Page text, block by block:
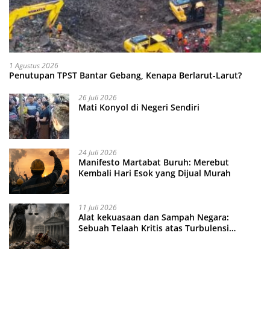
1 Agustus 2026
Penutupan TPST Bantar Gebang, Kenapa Berlarut-Larut?
26 Juli 2026
Mati Konyol di Negeri Sendiri
24 Juli 2026
Manifesto Martabat Buruh: Merebut
Kembali Hari Esok yang Dijual Murah
11 Juli 2026
Alat kekuasaan dan Sampah Negara:
Sebuah Telaah Kritis atas Turbulensi